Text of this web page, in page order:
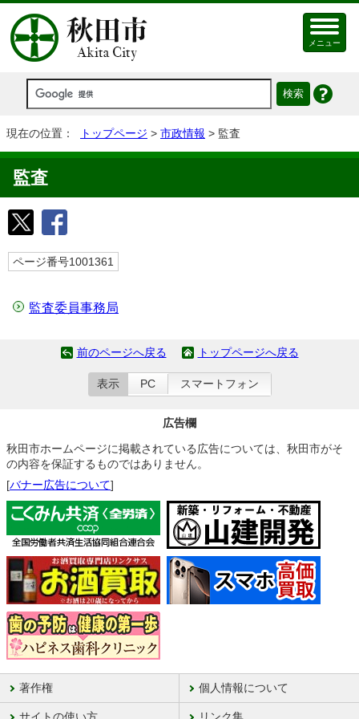
メニュー
現在の位置： トップページ > 市政情報 > 監査
監査
ページ番号1001361
監査委員事務局
前のページへ戻る トップページへ戻る
表示 PC スマートフォン
広告欄
秋田市ホームページに掲載されている広告については、秋田市がそ
の内容を保証するものではありません。
[バナー広告について]
著作権 個人情報について